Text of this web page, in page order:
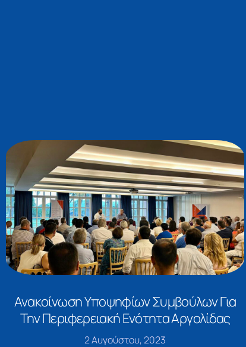
Ανακοίνωση Υποψηφίων Συμβούλων Για
Την Περιφερειακή Ενότητα Αργολίδας
2 Αυγούστου, 2023